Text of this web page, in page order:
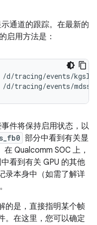
通道的跟踪。在最新的
启用方法是：
d/tracing/events/kgsl/
tracing/events/mdss/
件将保持启用状态，以
部分中看到有关显
Qualcomm SOC 上，
看到有关 GPU 的其他
录本身中（如需了解详
的是，直接指明某个帧
。在这里，您可以确定